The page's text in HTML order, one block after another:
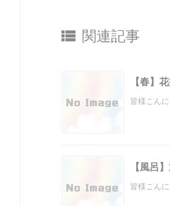
 関連記事
【春】
皆様こん
【風呂
皆様こん